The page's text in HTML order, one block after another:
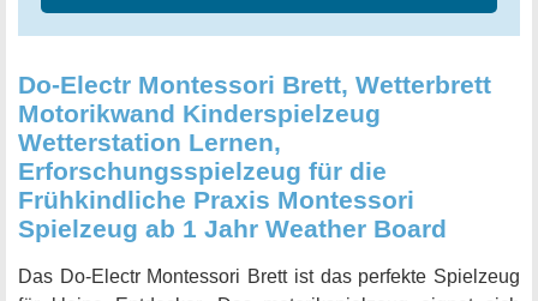
One-Spielzeugbrett bietet viele Funktionen, wie
Hakenverschlüsse, Schlüsselschlösser, Schnürsenkel,
Diebstahlsicherungsketten, Reißverschlüsse, Zahnräder,
Fensterhaken, Formanpassungsblöcke und vieles mehr.
Dieses Spielzeug ermutigt Kinder dazu, selbständig zu
denken und praktische Fähigkeiten auf vielfältige Weise zu
trainieren.
Do-Electr Montessori Brett, Wetterbrett
Motorikwand Kinderspielzeug
Wetterstation Lernen,
Erforschungsspielzeug für die
Frühkindliche Praxis Montessori
Spielzeug ab 1 Jahr Weather Board
Das Do-Electr Montessori Brett ist das perfekte Spielzeug